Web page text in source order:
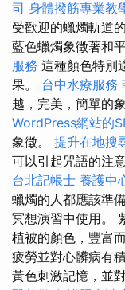
司 身體撥筋專業教
受歡迎的蠟燭軌道
藍色蠟燭象徵著和
服務 這種顏色特別
果。 台中水療服務
越，完美，簡單的
WordPress網站的
象徵。 提升在地搜
可以引起咒語的注
台北記帳士 養護中
蠟燭的人都應該準
冥想演習中使用。
植被的顏色，豐富
疲勞並對心髒病有
黃色刺激記憶，並